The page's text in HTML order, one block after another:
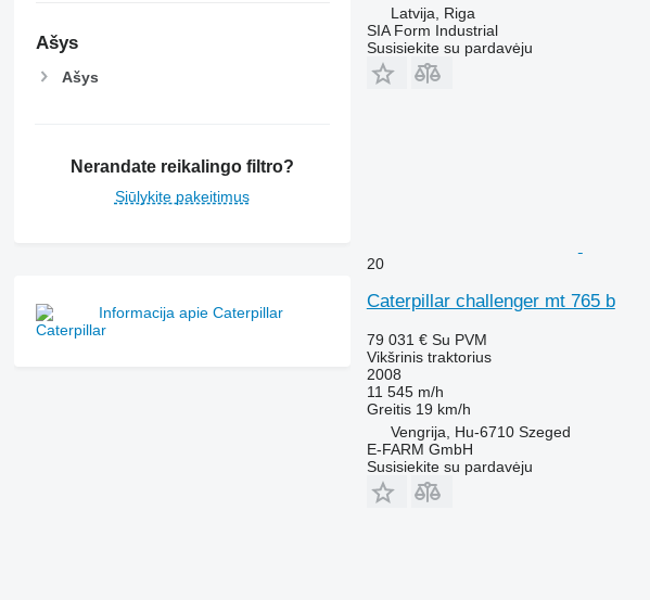
Ašys
Ašys
Nerandate reikalingo filtro?
Siūlykite pakeitimus
Informacija apie Caterpillar
Latvija, Riga
SIA Form Industrial
Susisiekite su pardavėju
20
Caterpillar challenger mt 765 b
79 031 € Su PVM
Vikšrinis traktorius
2008
11 545 m/h
Greitis 19 km/h
Vengrija, Hu-6710 Szeged
E-FARM GmbH
Susisiekite su pardavėju